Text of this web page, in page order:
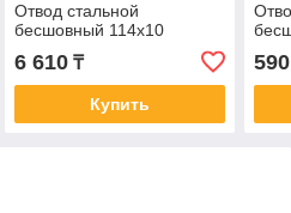
Отвод стальной
бесшовный 114х10
6 610₸
Купить
590